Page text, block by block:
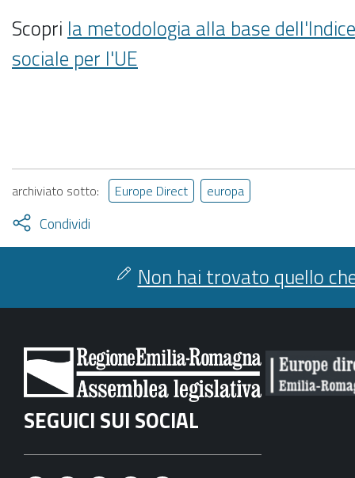
Scopri la metodologia alla base
sociale per l'UE
archiviato sotto: Europe Direct europa
Condividi
facebook
twitter
Attiva
condividi
Non hai trovato quello
SEGUICI SUI SOCIAL